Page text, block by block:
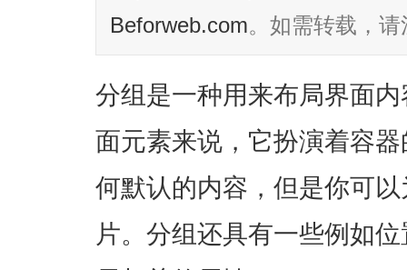
Beforweb.com。如需转载，
分组是一种用来布局界面
面元素来说，它扮演着容
何默认的内容，但是你可
片。分组还具有一些例如